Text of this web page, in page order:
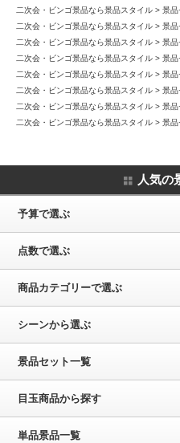
二次会・ビンゴ景品なら景品スタイル
景品
二次会・ビンゴ景品なら景品スタイル
景品
二次会・ビンゴ景品なら景品スタイル
景品
二次会・ビンゴ景品なら景品スタイル
景品
二次会・ビンゴ景品なら景品スタイル
景品
二次会・ビンゴ景品なら景品スタイル
景品
二次会・ビンゴ景品なら景品スタイル
景品
二次会・ビンゴ景品なら景品スタイル
景品
人気の
予算で選ぶ
点数で選ぶ
商品カテゴリーで選ぶ
シーンから選ぶ
景品セット一覧
目玉商品から探す
単品景品一覧